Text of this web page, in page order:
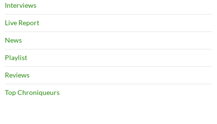
Interviews
Live Report
News
Playlist
Reviews
Top Chroniqueurs